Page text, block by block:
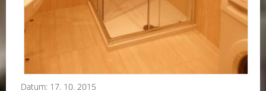
Datum: 17. 10. 2015